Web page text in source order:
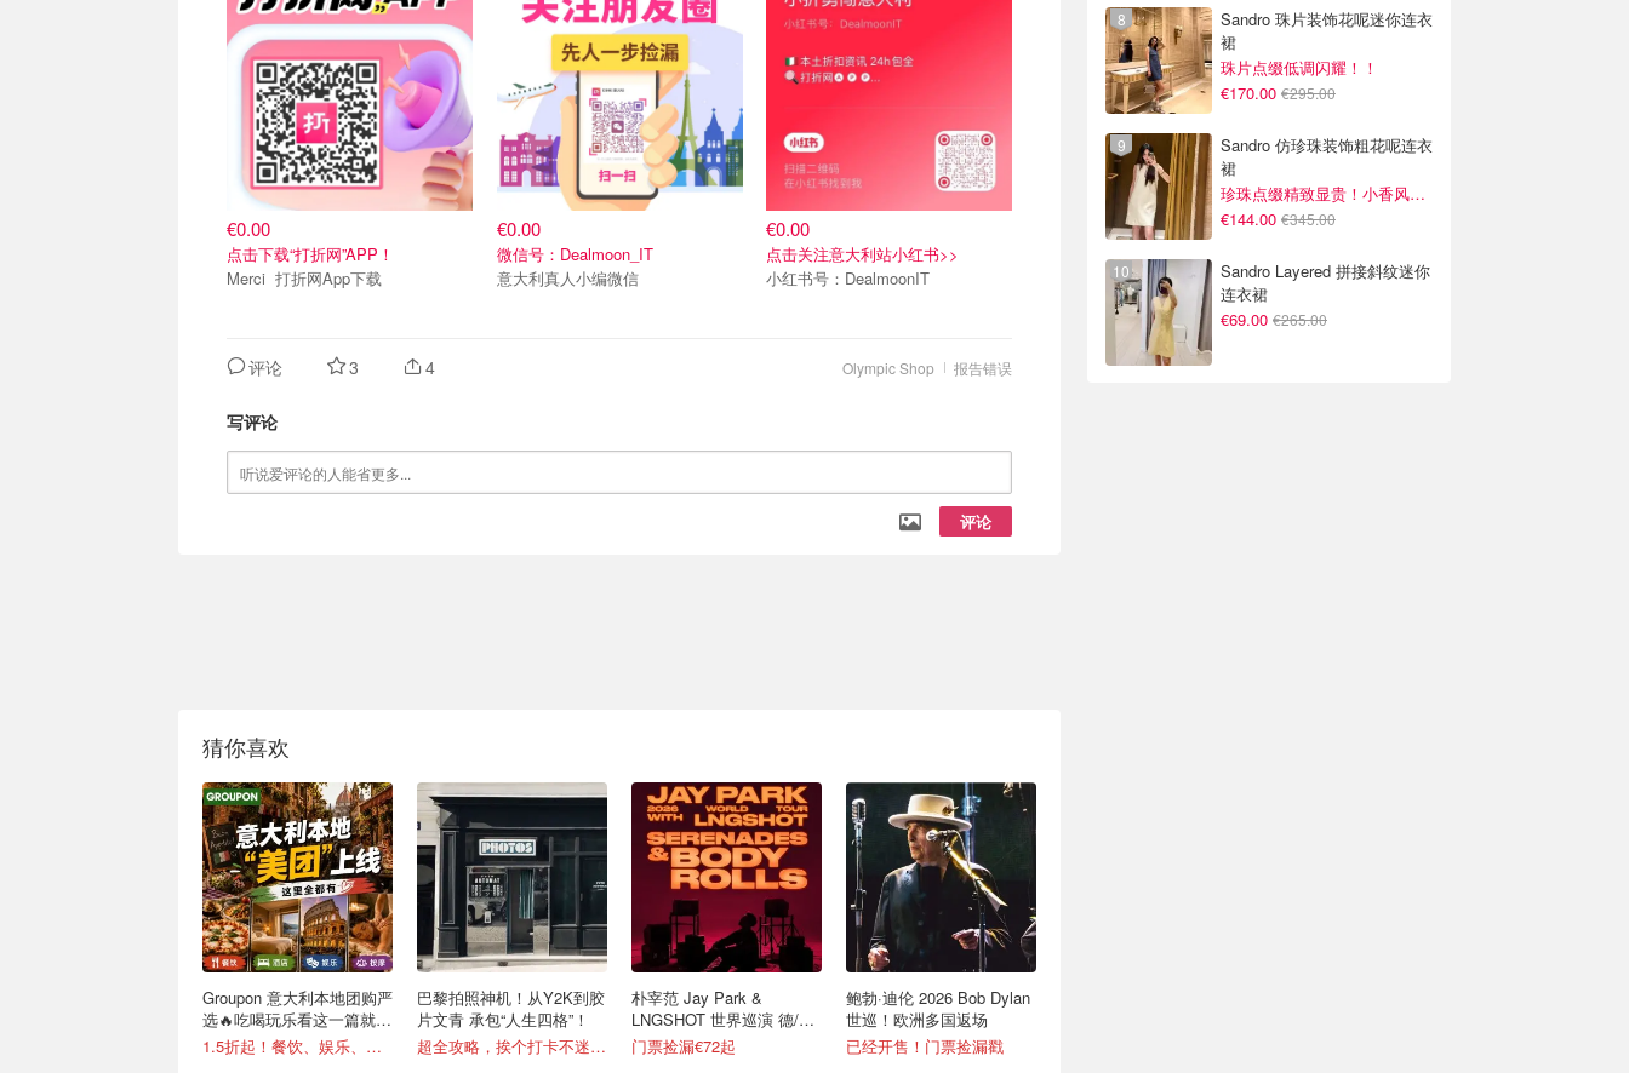
€0.00
点击下载“打折网”APP！
Merci 打折网App下载
€0.00
微信号：Dealmoon_IT
意大利真人小编微信
€0.00
点击关注意大利站小红书>>
小红书号：DealmoonIT
报告错误
Olympic Shop
评论 3 4
写评论
评论
猜你喜欢
Groupon 意大利本地团购严
选🔥吃喝玩乐看这一篇就够
了
1.5折起！餐饮、娱乐、酒店等全覆盖
巴黎拍照神机！从Y2K到胶
片文青 承包“人生四格”！
超全攻略，挨个打卡不迷路！
朴宰范 Jay Park &
LNGSHOT 世界巡演 德/法/
意等上桌！
门票捡漏€72起
鲍勃·迪伦 2026 Bob Dylan
世巡！欧洲多国返场
已经开售！门票捡漏戳
Sandro 珠片装饰花呢迷你连衣
裙
珠片点缀低调闪耀！！
€170.00 €295.00
Sandro 仿珍珠装饰粗花呢连衣
裙
珍珠点缀精致显贵！小香风氛围感拉满
€144.00 €345.00
Sandro Layered 拼接斜纹迷你
连衣裙
€69.00 €265.00